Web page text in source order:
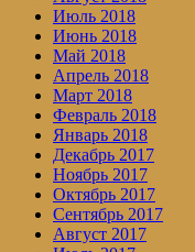
Июль 2018
Июнь 2018
Май 2018
Апрель 2018
Март 2018
Февраль 2018
Январь 2018
Декабрь 2017
Ноябрь 2017
Октябрь 2017
Сентябрь 2017
Август 2017